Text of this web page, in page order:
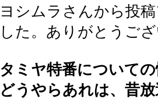
ヨシムラさんから投
した。ありがとうご
タミヤ特番について
どうやらあれは、昔